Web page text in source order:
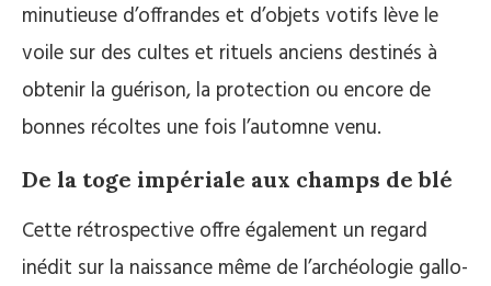
minutieuse d’offrandes et d’objets votifs lève le
voile sur des cultes et rituels anciens destinés à
obtenir la guérison, la protection ou encore de
bonnes récoltes une fois l’automne venu.
De la toge impériale aux champs de blé
Cette rétrospective offre également un regard
inédit sur la naissance même de l’archéologie gallo-